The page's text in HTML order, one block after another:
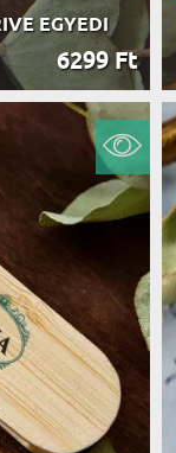
EGYEDI
6299 Ft